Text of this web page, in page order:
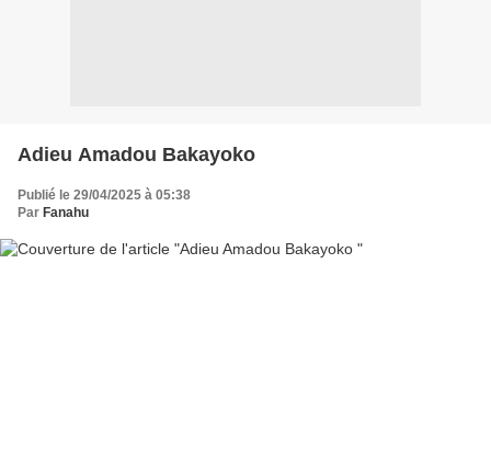
Adieu Amadou Bakayoko
Publié le 29/04/2025 à 05:38
Par Fanahu